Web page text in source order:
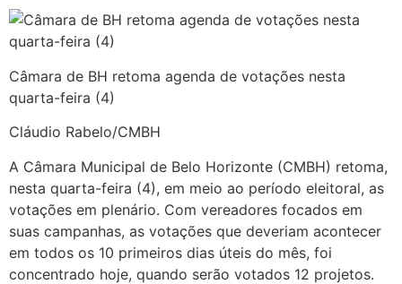
Câmara de BH retoma agenda de votações nesta
quarta-feira (4)
Cláudio Rabelo/CMBH
A Câmara Municipal de Belo Horizonte (CMBH) retoma,
nesta quarta-feira (4), em meio ao período eleitoral, as
votações em plenário. Com vereadores focados em
suas campanhas, as votações que deveriam acontecer
em todos os 10 primeiros dias úteis do mês, foi
concentrado hoje, quando serão votados 12 projetos.